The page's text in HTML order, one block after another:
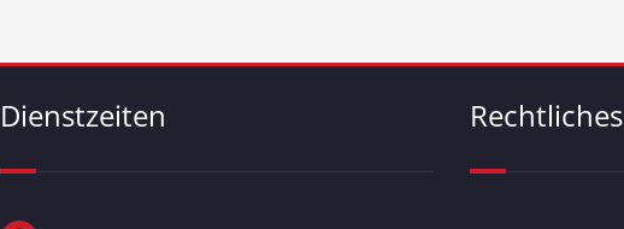
Dienstzeiten Rechtliches